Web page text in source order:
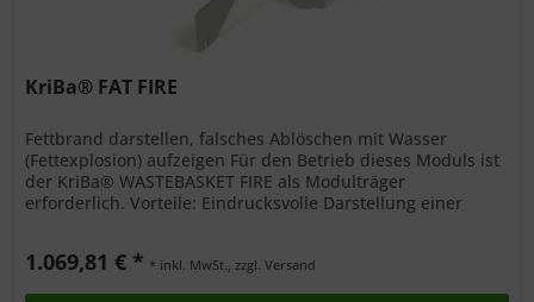
KriBa® FAT FIRE
Fettbrand darstellen, falsches Ablöschen mit Wasser
(Fettexplosion) aufzeigen Für den Betrieb dieses Moduls ist
der KriBa® WASTEBASKET FIRE als Modulträger
erforderlich. Vorteile: Eindrucksvolle Darstellung einer
1.069,81 € * * inkl. MwSt., zzgl. Versand